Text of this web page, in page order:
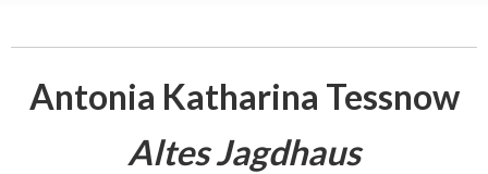
Antonia Katharina Tessnow
Altes Jagdhaus